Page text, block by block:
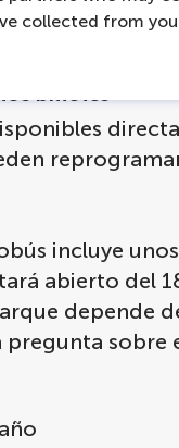
collected from
de LOVERS
billetes
incluye
abierto del
depende
pregunta